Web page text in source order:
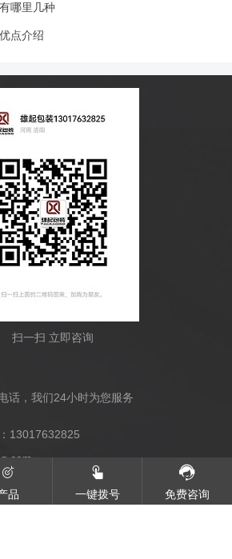
哪里几种
点介绍
扫一扫 立即咨询
话，我们24小时为您服务
13017632825
镇府李路
品 一键拨号 免费咨询